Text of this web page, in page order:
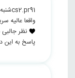
cs2.pr91شنبه 13 دسامبر 2025
واقعا عالیه
نظر جالبی
پاسخ به این